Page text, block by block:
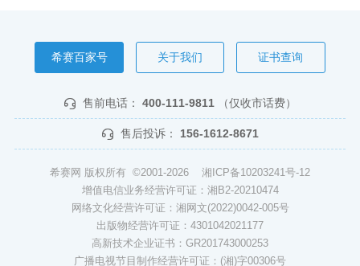
希赛百家号 关于我们 证书查询
售前电话： 400-111-9811 （仅收市话费）
售后投诉： 156-1612-8671
希赛网 版权所有 ©2001-2026 湘ICP备10203241号-12
增值电信业务经营许可证：湘B2-20210474
网络文化经营许可证：湘网文(2022)0042-005号
出版物经营许可证：4301042021177
高新技术企业证书：GR201743000253
广播电视节目制作经营许可证：(湘)字00306号